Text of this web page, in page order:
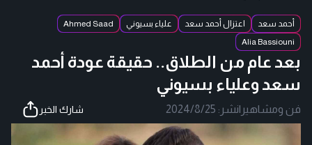
أحمد سعد اعتزال أحمد سعد علياء بسيوني
Ahmed Saad
Alia Bassiouni
بعد عام من الطلاق.. حقيقة عودة أحمد
سعد وعلياء بسيوني
فن ومشاهير |نشر: 2024/8/25 شارك الخبر